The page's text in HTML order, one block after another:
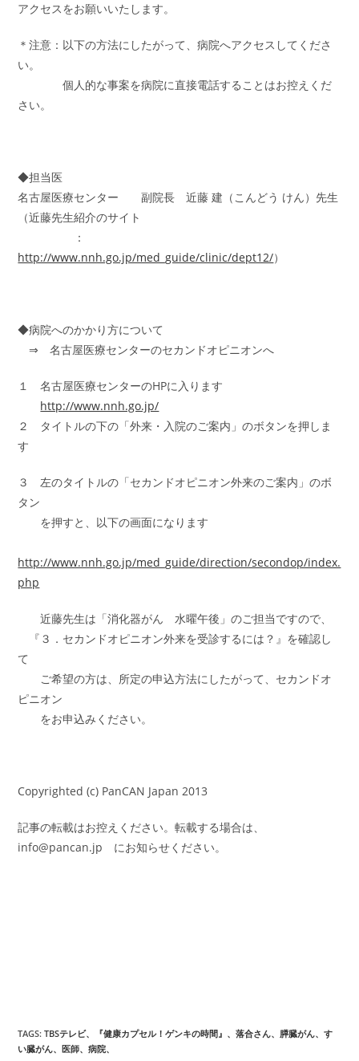
アクセスをお願いいたします。
＊注意：以下の方法にしたがって、病院へアクセスしてくださ
い。
個人的な事案を病院に直接電話することはお控えくだ
さい。
◆担当医
名古屋医療センター 副院長 近藤 建（こんどう けん）先生
（近藤先生紹介のサイト
：
http://www.nnh.go.jp/med_guide/clinic/dept12/）
◆病院へのかかり方について
⇒ 名古屋医療センターのセカンドオピニオンへ
１ 名古屋医療センターのHPに入ります
http://www.nnh.go.jp/
２ タイトルの下の「外来・入院のご案内」のボタンを押しま
す
３ 左のタイトルの「セカンドオピニオン外来のご案内」のボ
タン
を押すと、以下の画面になります
http://www.nnh.go.jp/med_guide/direction/secondop/index.
php
近藤先生は「消化器がん 水曜午後」のご担当ですので、
『３．セカンドオピニオン外来を受診するには？』を確認し
て
ご希望の方は、所定の申込方法にしたがって、セカンドオ
ピニオン
をお申込みください。
Copyrighted (c) PanCAN Japan 2013
記事の転載はお控えください。転載する場合は、
info@pancan.jp にお知らせください。
TAGS:TBSテレビ、『健康カプセル！ゲンキの時間』、落合さん、膵臓がん、す
い臓がん、医師、病院、